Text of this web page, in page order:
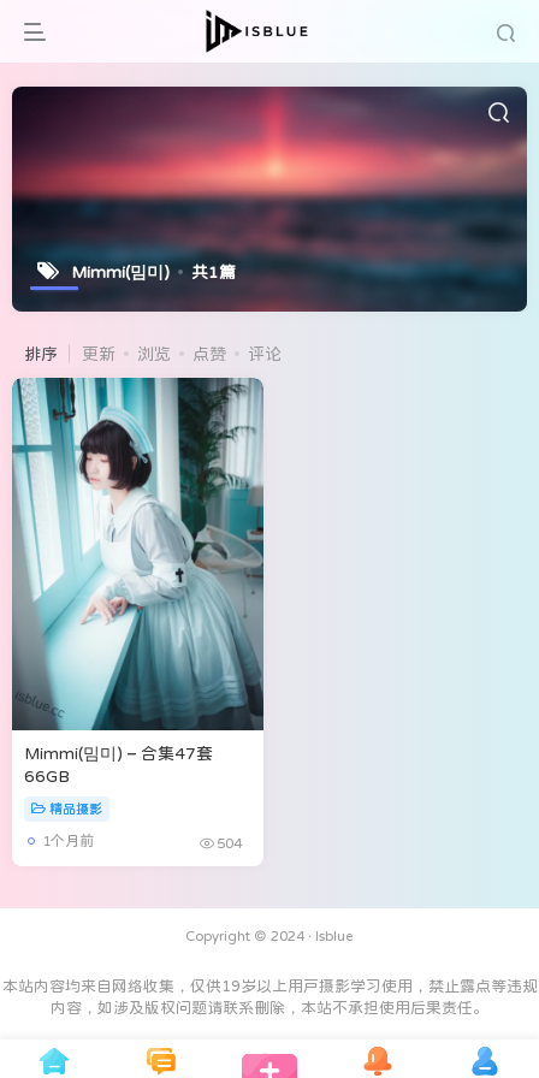
Mimmi(밈미) 共1篇
排序 更新 浏览 点赞 评论
Mimmi(밈미) – 合集47套
66GB
精品摄影
1个月前 504
Copyright © 2024 · Isblue
本站内容均来自网络收集，仅供19岁以上用户摄影学习使用，禁止露点等违规
内容，如涉及版权问题请联系删除，本站不承担使用后果责任。